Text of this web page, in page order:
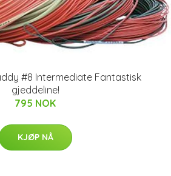
#8 Intermediate Fantastisk
gjeddeline!
795 NOK
KJØP NÅ